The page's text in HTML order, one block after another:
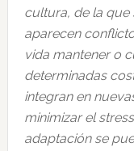
cultura, de la que
aparecen
vida mantener o
determinadas
integran en
minimizar el
adaptación se